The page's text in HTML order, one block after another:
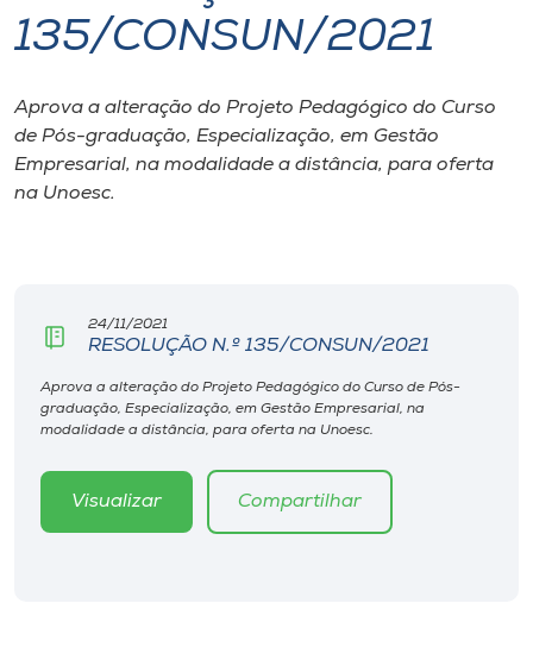
I.nova
Diplomados
Cultura
Biblioteca
Editora
Rádio
135/CONSUN/2021
Aprova a alteração do Projeto Pedagógico do Curso
de Pós-graduação, Especialização, em Gestão
Empresarial, na modalidade a distância, para oferta
na Unoesc.
24/11/2021
RESOLUÇÃO N.º 135/CONSUN/2021
Aprova a alteração do Projeto Pedagógico do Curso de Pós-
graduação, Especialização, em Gestão Empresarial, na
modalidade a distância, para oferta na Unoesc.
Visualizar Compartilhar